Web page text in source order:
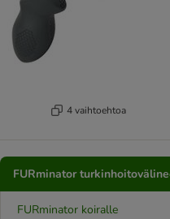
4 vaihtoehtoa
FURminator
FURminator koiralle